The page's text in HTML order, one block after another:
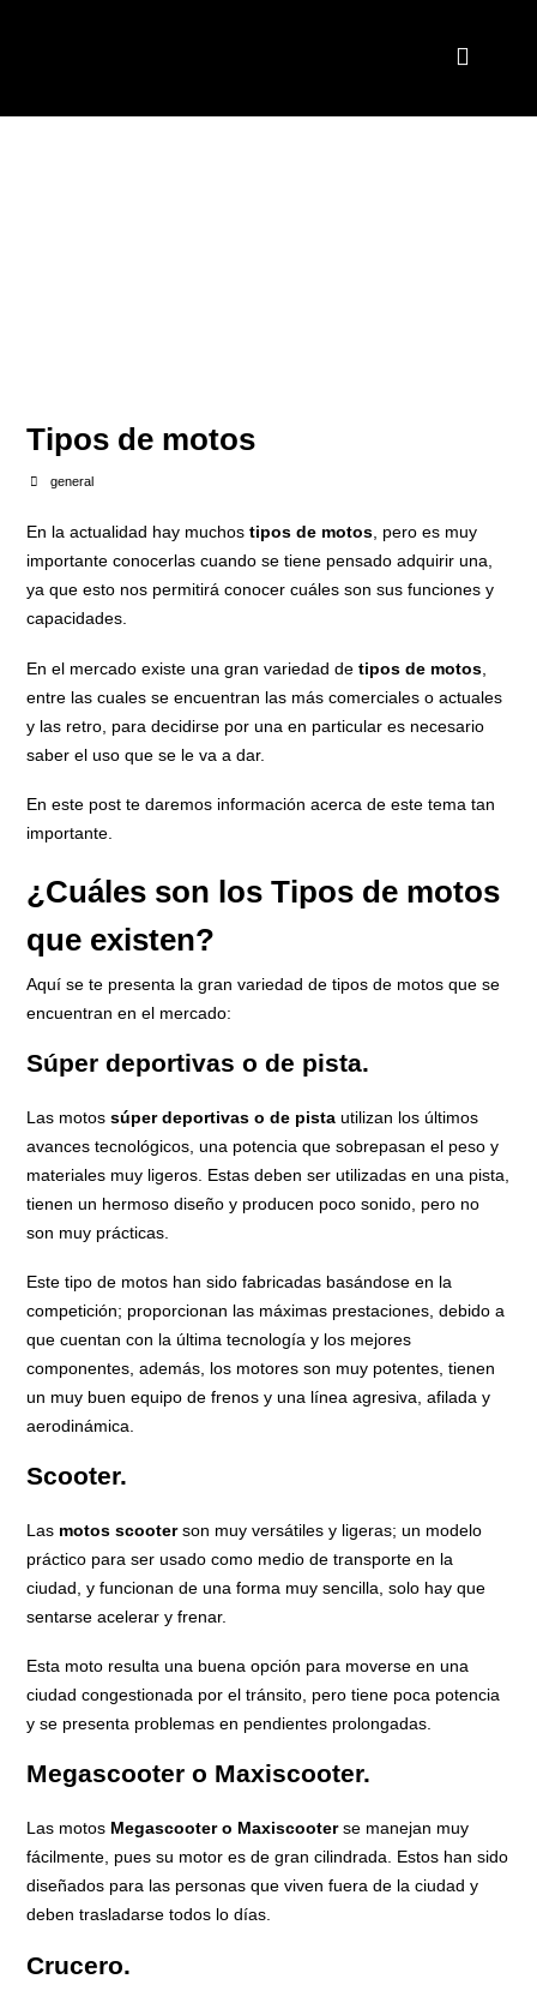
Tipos de motos
general
En la actualidad hay muchostipos de motos, pero es muy
importante conocerlas cuando se tiene pensado adquirir una,
ya que esto nos permitirá conocer cuáles son sus funciones y
capacidades.
En el mercado existe una gran variedad detipos de motos
entre las cuales se encuentran las más comerciales o actuales
y las retro, para decidirse por una en particular es necesario
saber el uso que se le va a dar.
En este post te daremos información acerca de este tema tan
importante.
¿Cuáles son los Tipos de motos
que existen?
Aquí se te presenta la gran variedad de tipos de motos que se
encuentran en el mercado:
Súper deportivas o de pista.
Las motossúper deportivas o de pista utilizan los últimos
avances tecnológicos, una potencia que sobrepasan el peso y
materiales muy ligeros. Estas deben ser utilizadas en una pista,
tienen un hermoso diseño y producen poco sonido, pero no
son muy prácticas.
Este tipo de motos han sido fabricadas basándose en la
competición; proporcionan las máximas prestaciones, debido a
que cuentan con la última tecnología y los mejores
componentes, además, los motores son muy potentes, tienen
un muy buen equipo de frenos y una línea agresiva, afilada y
aerodinámica.
Scooter.
Las motos scooterson muy versátiles y ligeras; un modelo
práctico para ser usado como medio de transporte en la
ciudad, y funcionan de una forma muy sencilla, solo hay que
sentarse acelerar y frenar.
Esta moto resulta una buena opción para moverse en una
ciudad congestionada por el tránsito, pero tiene poca potencia
y se presenta problemas en pendientes prolongadas.
Megascooter o Maxiscooter.
Las motos Megascooter o Maxiscooterse manejan muy
fácilmente, pues su motor es de gran cilindrada. Estos han sido
diseñados para las personas que viven fuera de la ciudad y
deben trasladarse todos lo días.
Crucero.